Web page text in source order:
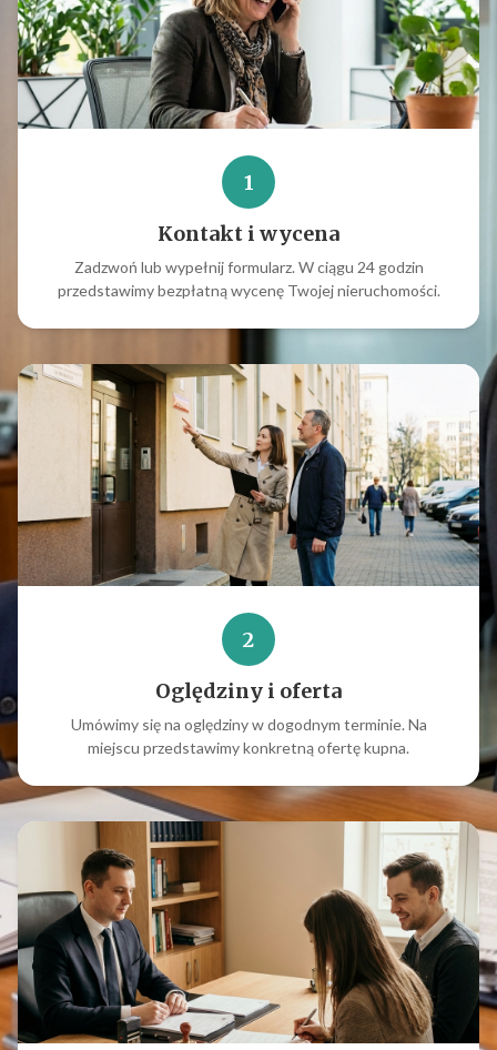
1
Kontakt i wycena
Zadzwoń lub wypełnij formularz. W ciągu 24 godzin
przedstawimy bezpłatną wycenę Twojej nieruchomości.
2
Oględziny i oferta
Umówimy się na oględziny w dogodnym terminie. Na
miejscu przedstawimy konkretną ofertę kupna.